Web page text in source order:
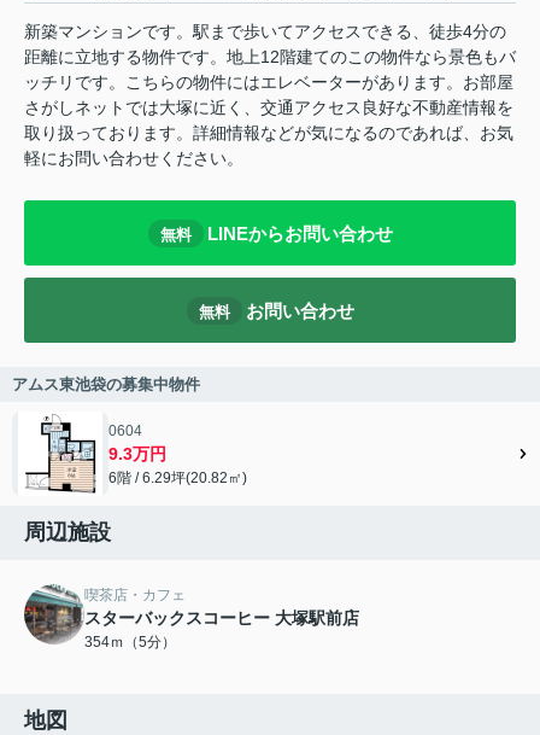
新築マンションです。駅まで歩いてアクセスできる、徒歩4分の
距離に立地する物件です。地上12階建てのこの物件なら景色もバ
ッチリです。こちらの物件にはエレベーターがあります。お部屋
さがしネットでは大塚に近く、交通アクセス良好な不動産情報を
取り扱っております。詳細情報などが気になるのであれば、お気
軽にお問い合わせください。
無料 LINEからお問い合わせ
無料 お問い合わせ
アムス東池袋の募集中物件
0604
9.3万円
6階 / 6.29坪(20.82㎡)
周辺施設
喫茶店・カフェ
スターバックスコーヒー 大塚駅前店
354ｍ（5分）
地図